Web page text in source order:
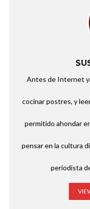
Antes de Internet
cocinar postres, y
permitido ahondar
pensar en la cultura
periodista